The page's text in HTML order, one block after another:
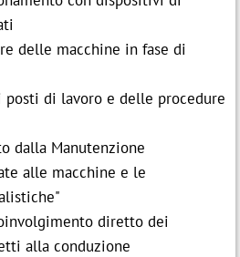
delle macchine in fase di
posti di lavoro e delle procedure
dalla Manutenzione
alle macchine e le
diretto dei
alla conduzione